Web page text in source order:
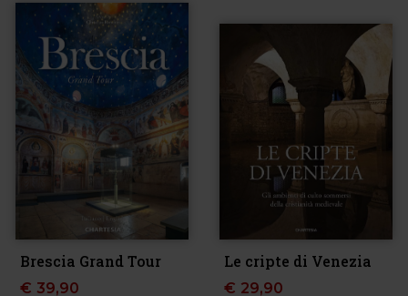
Brescia Grand Tour
€ 39,90
Le cripte di Venezia
€ 29,90